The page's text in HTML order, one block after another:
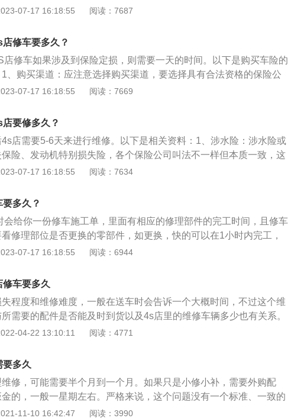
部部件与水长时间接触的机动车。2、泡水车的危害：水浸车的危
比如水浸车会造成机动车的电线腐蚀、生锈，导致机动车在行驶过
而突然熄火、自燃，后果不堪设想。
07-17 16:18:55 阅读：7687
修车要多久？
店修车如果涉及到保险定损，则需要一天的时间。以下是购买车险的
、购买渠道：应注意选择购买渠道，要选择具有合法资格的保险公
格证书、展业证及与保险公司签有正式代理合同的代理人。2、考
险内容条款。3、注意重要单证使用：应注意对保险重要单证的使用
行如实告知义务，及时交纳保险费，与保险公司约定合同纠纷解决方
07-17 16:18:55 阅读：7669
要修多久？
店需要5-6天来进行维修。以下是相关资料：1、涉水险：涉水险或
险、发动机特别损失险，各个保险公司叫法不一样但本质一致，这
的险种，均指车主为发动机购买的附加险。2、赔偿条件：遭受暴
启动机动车；遭受暴雨、洪水后，未经必要处理而启动机动车。
07-17 16:18:55 阅读：7634
多久？
会给你一份修车施工单，里面有相应的修理部件的完工时间，且修车
修理部位是否更换的零部件，如更换，快的可以在1小时内完工，
天时间，可以到4S店咨询。以下是4S店的具体介绍：1.4S店的简
Sale）、零配件（Sparepart）、售后服务（Service）、信息反馈
四位一体的汽车销售企业。2.4S店的业务范围：它可以提供装备精
的维修区，现代化的设备和服务管理，高度职业化的气氛，保养良
施，充足的零配件供应，迅速及时地跟踪服务体系。通过4S店的服
户对品牌产生信赖感，从而扩大销售量。”
07-17 16:18:55 阅读：6944
车要多久
程度和维修难度，一般在送车时会告诉一个大概时间，不过这个维
需要的配件是否能及时到货以及4s店里的维修车辆多少也有关系。
必须保护现场并等待交警部门确定事故责任，责任方还必须及时向
修理价格预先确定，如果双方无法就固定损坏金额达成一致，则可以
或保险公司申请以识别损坏的车辆。
04-22 13:10:11 阅读：4771
多久
修，可能需要半个月到一个月。如果只是小修小补，需要外购配
的，一般一星期左右。严格来说，这个问题没有一个标准、一致的
很多客观因素可以影响修车的时间，要根据实际情况灵活分析。首
11-10 16:42:47 阅读：3990